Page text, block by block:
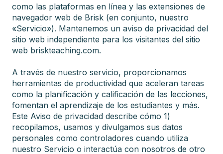
como las plataformas en línea y las extensiones de
navegador web de Brisk (en conjunto, nuestro
«Servicio»). Mantenemos un aviso de privacidad del
sitio web independiente para los visitantes del sitio
web briskteaching.com.
A través de nuestro servicio, proporcionamos
herramientas de productividad que aceleran tareas
como la planificación y calificación de las lecciones,
fomentan el aprendizaje de los estudiantes y más.
Este Aviso de privacidad describe cómo 1)
recopilamos, usamos y divulgamos sus datos
personales como controladores cuando utiliza
nuestro Servicio o interactúa con nosotros de otro